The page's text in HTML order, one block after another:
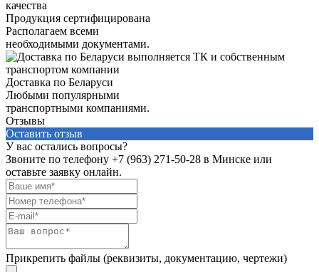
Продукция сертифицирована
Располагаем всеми
необходимыми документами.
Доставка по Беларуси
Любыми популярными
транспортными компаниями.
Отзывы
Оставить отзыв
У вас остались вопросы?
Звоните по телефону +7 (963) 271-50-28 в Минске или
оставьте заявку онлайн.
Прикрепить файлы (реквизиты, документацию, чертежи)